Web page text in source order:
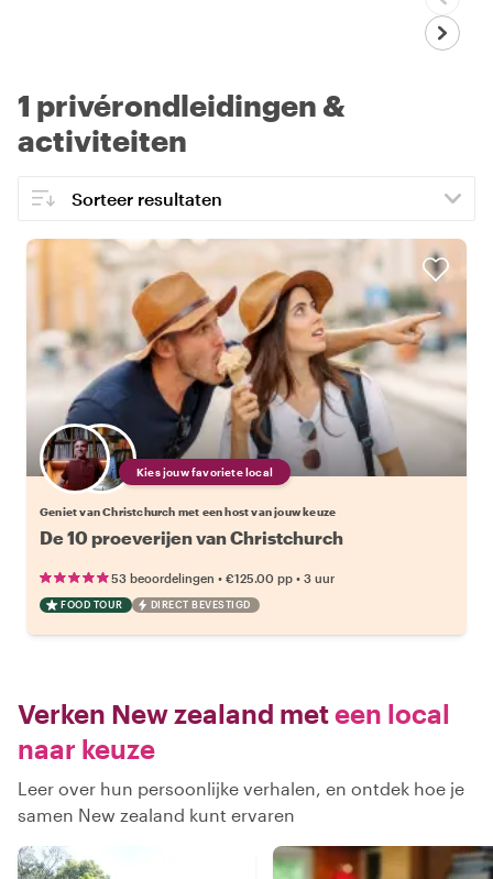
1 privérondleidingen &
activiteiten
Kies jouw favoriete local
Geniet van Christchurch met een host van jouw keuze
De 10 proeverijen van Christchurch
53 beoordelingen • €125.00 pp • 3 uur
FOOD TOUR DIRECT BEVESTIGD
Verken New zealand meteen local
naar keuze
Leer over hun persoonlijke verhalen, en ontdek hoe je
samen New zealand kunt ervaren